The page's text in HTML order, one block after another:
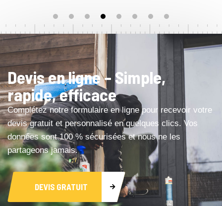
Devis en ligne – Simple,
rapide, efficace
Complétez notre formulaire en ligne pour recevoir votre
devis gratuit et personnalisé en quelques clics. Vos
données sont 100 % sécurisées et nous ne les
partageons jamais.
DEVIS GRATUIT